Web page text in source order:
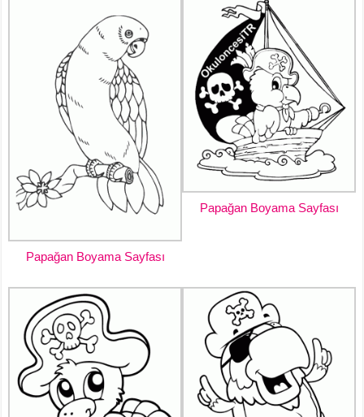
Papağan Boyama Sayfası
Papağan Boyama Sayfası